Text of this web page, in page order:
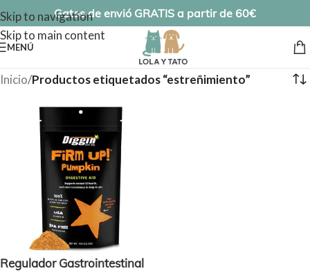
Skip to navigation
Skip to main content
Gatos de envió GRATIS a partir de 60€
MENÚ
Inicio/Productos etiquetados “estreñimiento”
Regulador Gastrointestinal